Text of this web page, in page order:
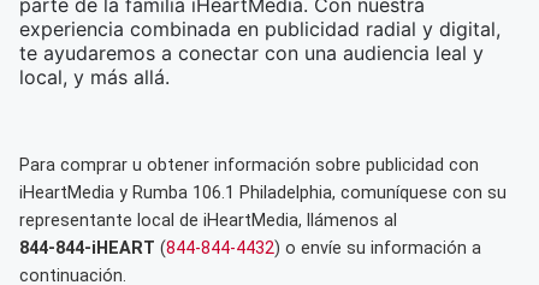
parte de la familia iHeartMedia. Con nuestra
experiencia combinada en publicidad radial y digital,
te ayudaremos a conectar con una audiencia leal y
local, y más allá.